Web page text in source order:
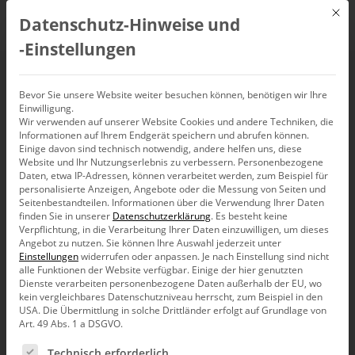
Bissantz’Numbers
Kunden
Mit
Datenschutz-Hinweise und
‑Einstellungen
Bevor Sie unsere Website weiter besuchen können, benötigen wir Ihre
Einwilligung.
Wir verwenden auf unserer Website Cookies und andere Techniken, die
Informationen auf Ihrem Endgerät speichern und abrufen können.
Einige davon sind technisch notwendig, andere helfen uns, diese
Website und Ihr Nutzungserlebnis zu verbessern. Personenbezogene
Daten, etwa IP-Adressen, können verarbeitet werden, zum Beispiel für
personalisierte Anzeigen, Angebote oder die Messung von Seiten und
Seitenbestandteilen. Informationen über die Verwendung Ihrer Daten
finden Sie in unserer Datenschutzerklärung. Es besteht keine
Verpflichtung, in die Verarbeitung Ihrer Daten einzuwilligen, um dieses
Angebot zu nutzen.Sie können Ihre Auswahl jederzeit unter
Einstellungenwiderrufen oder anpassen. Je nach Einstellung sind nicht
alle Funktionen der Website verfügbar. Einige der hier genutzten
Dienste verarbeiten personenbezogene Daten außerhalb der EU, wo
kein vergleichbares Datenschutzniveau herrscht, zum Beispiel in den
USA. Die Übermittlung in solche Drittländer erfolgt auf Grundlage von
Art. 49 Abs. 1 a DSGVO.
Es folgt eine Liste der Service-Gruppen, für die eine